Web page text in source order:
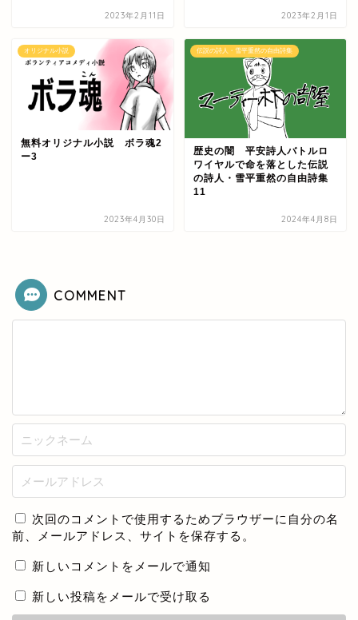
2023年2月11日 2023年2月1日
オリジナル小説
無料オリジナル小説 ボラ魂2
ー3
2023年4月30日
伝説の詩人・雪平重然の自由詩集
歴史の闇 平安詩人バトルロ
ワイヤルで命を落とした伝説
の詩人・雪平重然の自由詩集
11
2024年4月8日
COMMENT
次回のコメントで使用するためブラウザーに自分の名
前、メールアドレス、サイトを保存する。
新しいコメントをメールで通知
新しい投稿をメールで受け取る